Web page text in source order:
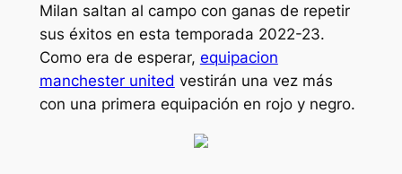
Milan saltan al campo con ganas de repetir
sus éxitos en esta temporada 2022-23.
Como era de esperar, equipacion
manchester united vestirán una vez más
con una primera equipación en rojo y negro.